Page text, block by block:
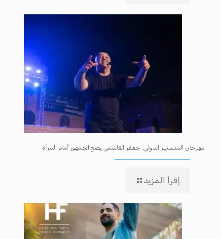
مهرجان المنستير الدولي: جعفر القاسمي يضع الجمهور أمام المرآة
إقرأ المزيد